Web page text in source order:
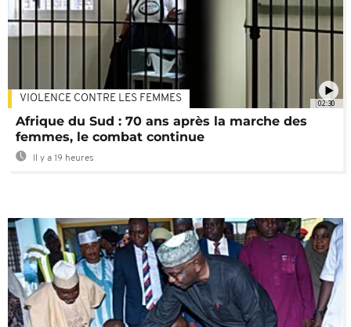
02:30
VIOLENCE CONTRE LES FEMMES
Afrique du Sud : 70 ans après la marche des
femmes, le combat continue
Il y a 19 heures